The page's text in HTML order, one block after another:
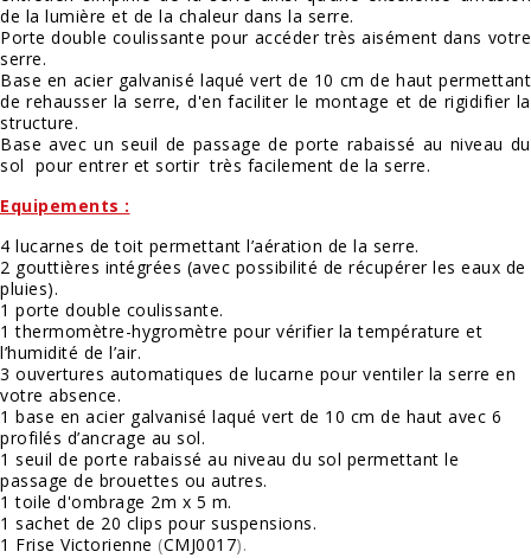
de la lumière et de la chaleur dans la serre.
Porte double coulissante pour accéder très aisément dans votre
serre.
Base en acier galvanisé laqué vert de 10 cm de haut permettant
de rehausser la serre, d'en faciliter le montage et de rigidifier la
structure.
Base avec un seuil de passage de porte rabaissé au niveau du
sol pour entrer et sortir très facilement de la serre.
Equipements :
4 lucarnes de toit permettant l’aération de la serre.
2 gouttières intégrées (avec possibilité de récupérer les eaux de
pluies).
1 porte double coulissante.
1 thermomètre-hygromètre pour vérifier la température et
l’humidité de l’air.
3 ouvertures automatiques de lucarne pour ventiler la serre en
votre absence.
1 base en acier galvanisé laqué vert de 10 cm de haut avec 6
profilés d’ancrage au sol.
1 seuil de porte rabaissé au niveau du sol permettant le
passage de brouettes ou autres.
1 toile d'ombrage 2m x 5 m.
1 sachet de 20 clips pour suspensions.
1 Frise Victorienne (CMJ0017).